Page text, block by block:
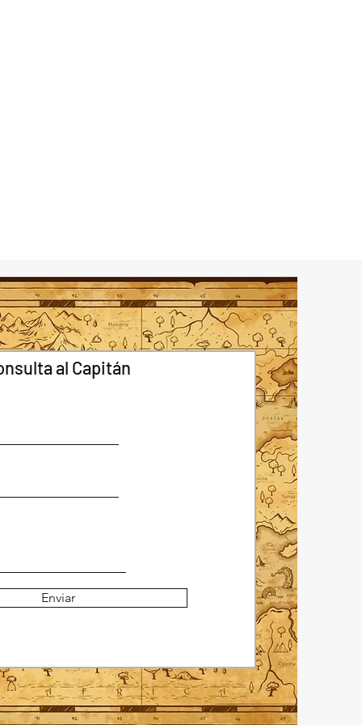
al Capitán
Enviar